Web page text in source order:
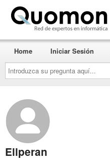
Introduzca
su
pregunta
aquí...
Home Iniciar Sesión
Eliperan